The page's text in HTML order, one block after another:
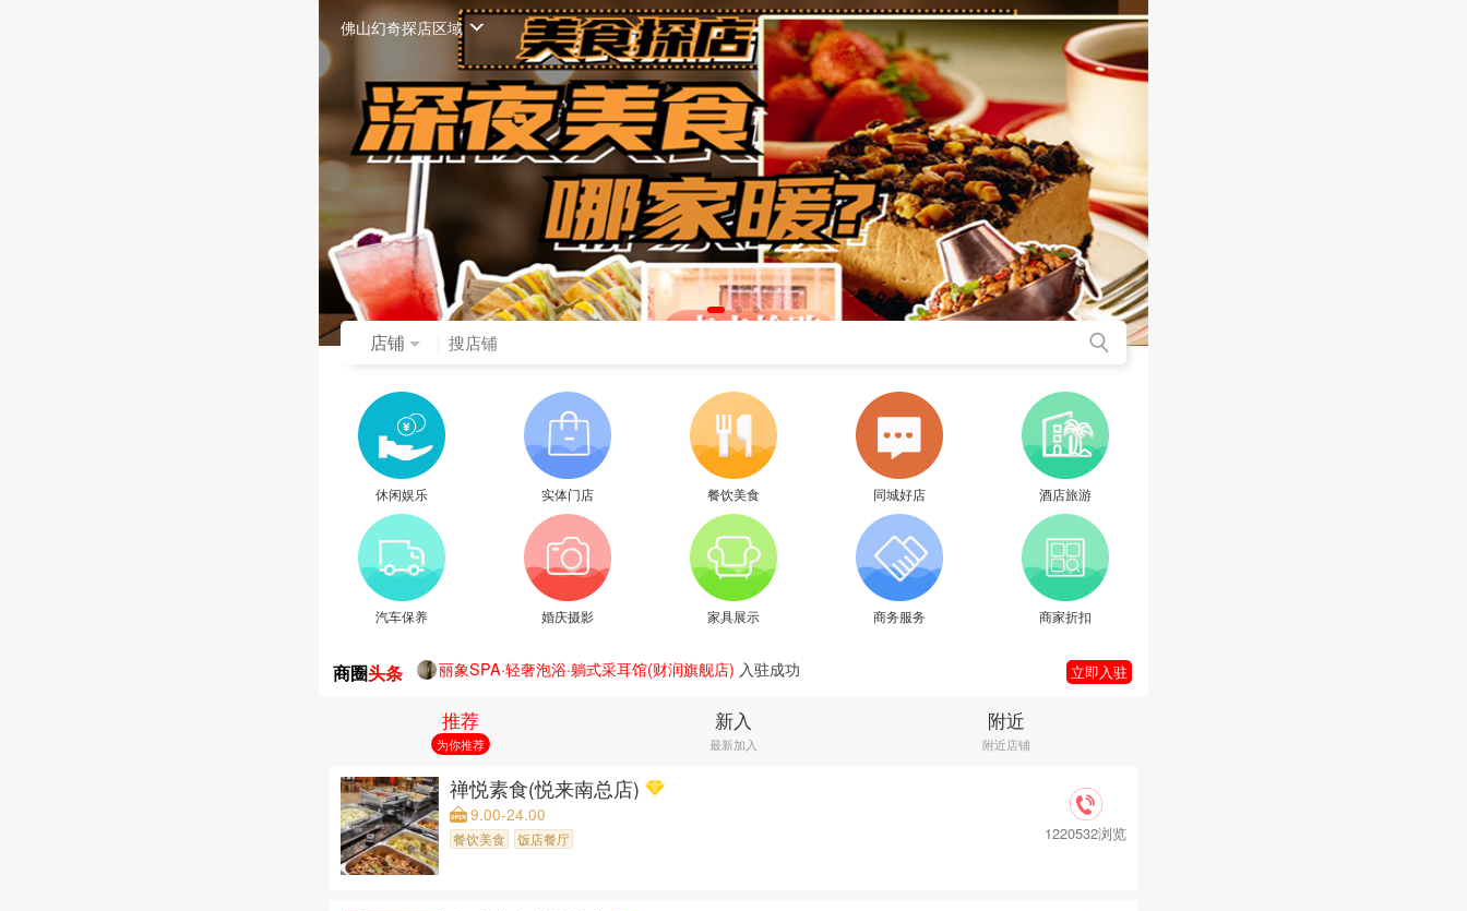
佛山幻奇探店区域
店铺
休闲娱乐 实体门店 餐饮美食 同城好店 酒店旅游
汽车保养 婚庆摄影 家具展示 商务服务 商家折扣
商圈头条 森悦生活馆(北京路广百店)入驻成功
空中SPA·泰式按摩(北京路店)
蘭·SPA·泰式按摩(北京路广百店)
入驻成功
泰享受·泰式按摩·SPA(新沿江路店)
扶元堂(杨箕店)入驻成功
泰享受·泰式按摩·SPA(北京路步行街店)
立即入驻
推荐
为你推荐
新入
最新加入
附近
附近店铺
禅悦素食(悦来南总店)
9.00-24.00
餐饮美食 饭店餐厅 1220532浏览